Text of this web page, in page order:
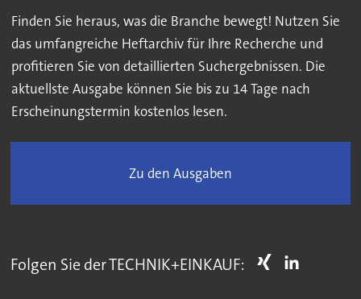
Finden Sie heraus, was die Branche bewegt! Nutzen Sie
das umfangreiche Heftarchiv für Ihre Recherche und
profitieren Sie von detaillierten Suchergebnissen. Die
aktuellste Ausgabe können Sie bis zu 14 Tage nach
Erscheinungstermin kostenlos lesen.
Zu den Ausgaben
Folgen Sie der TECHNIK+EINKAUF: